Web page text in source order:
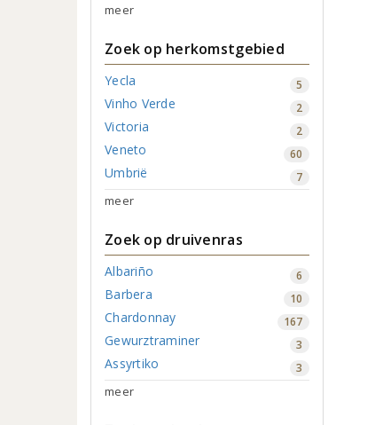
meer
Zoek op herkomstgebied
Yecla 5
Vinho Verde 2
Victoria 2
Veneto 60
Umbrië 7
meer
Zoek op druivenras
Albariño 6
Barbera 10
Chardonnay 167
Gewurztraminer 3
Assyrtiko 3
meer